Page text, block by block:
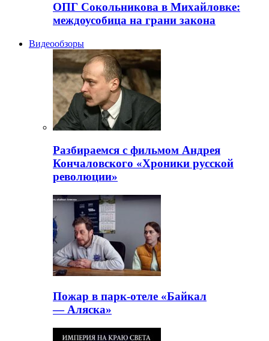
ОПГ Сокольникова в Михайловке:
междоусобица на грани закона
Видеообзоры
Разбираемся с фильмом Андрея
Кончаловского «Хроники русской
революции»
Пожар в парк-отеле «Байкал
— Аляска»